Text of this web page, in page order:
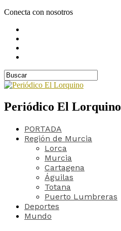
Conecta con nosotros
Periódico El Lorquino
PORTADA
Región de Murcia
Lorca
Murcia
Cartagena
Águilas
Totana
Puerto Lumbreras
Deportes
Mundo